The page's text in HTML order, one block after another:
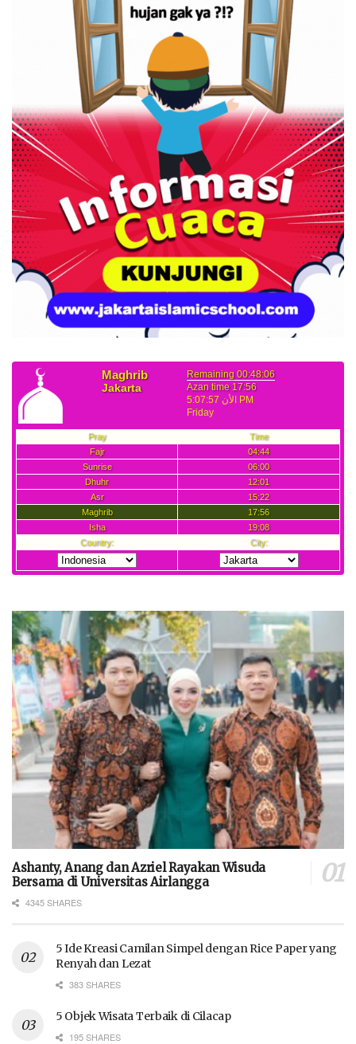
Ashanty, Anang dan Azriel Rayakan Wisuda
Bersama di Universitas Airlangga
4345 SHARES
5 Ide Kreasi Camilan Simpel dengan Rice Paper yang
Renyah dan Lezat
383 SHARES
5 Objek Wisata Terbaik di Cilacap
195 SHARES